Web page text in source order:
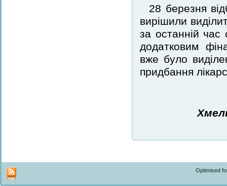
28 березня
вирішили
за останній час
додатковим
вже було
придбання
Optimised